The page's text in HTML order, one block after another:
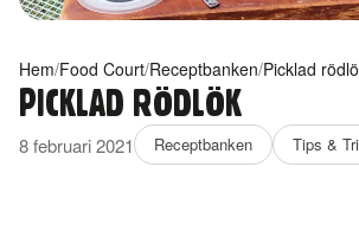
Hem/Food Court/Receptbanken/Picklad
PICKLAD RÖDLÖK
8 februari 2021 Receptbanken Tips &